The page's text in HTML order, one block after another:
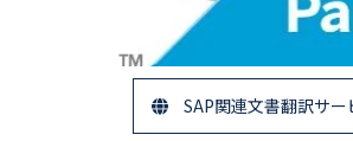
SAP関連文書翻訳サー